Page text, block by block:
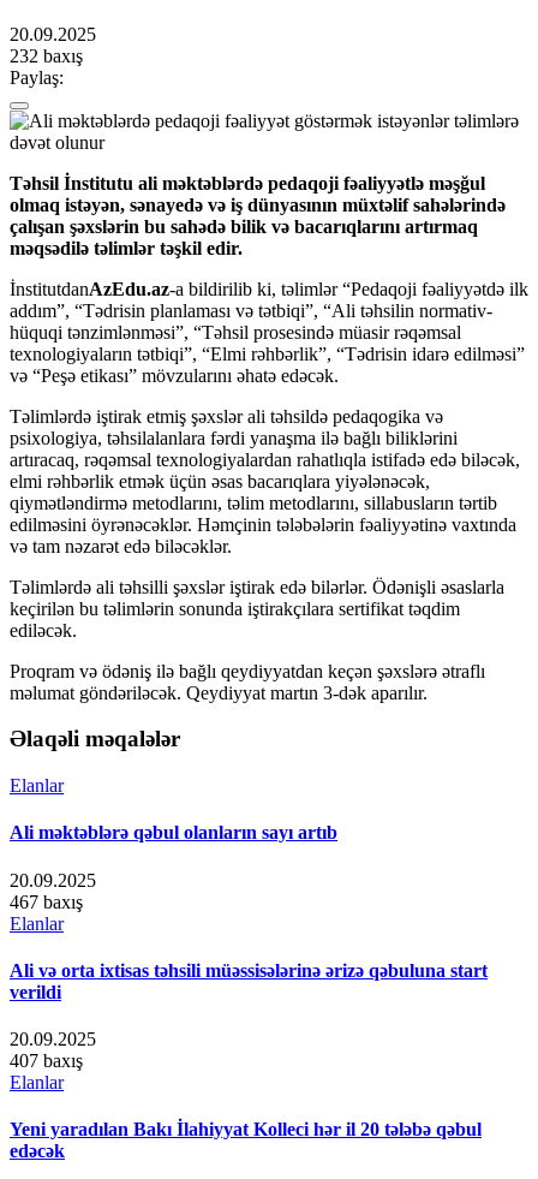
20.09.2025
232 baxış
Paylaş:
Təhsil İnstitutu ali məktəblərdə pedaqoji fəaliyyətlə məşğul
olmaq istəyən, sənayedə və iş dünyasının müxtəlif sahələrində
çalışan şəxslərin bu sahədə bilik və bacarıqlarını artırmaq
məqsədilə təlimlər təşkil edir.
İnstitutdanAzEdu.az-a bildirilib ki, təlimlər “Pedaqoji fəaliyyətdə ilk
addım”, “Tədrisin planlaması və tətbiqi”, “Ali təhsilin normativ-
hüquqi tənzimlənməsi”, “Təhsil prosesində müasir rəqəmsal
texnologiyaların tətbiqi”, “Elmi rəhbərlik”, “Tədrisin idarə edilməsi”
və “Peşə etikası” mövzularını əhatə edəcək.
Təlimlərdə iştirak etmiş şəxslər ali təhsildə pedaqogika və
psixologiya, təhsilalanlara fərdi yanaşma ilə bağlı biliklərini
artıracaq, rəqəmsal texnologiyalardan rahatlıqla istifadə edə biləcək,
elmi rəhbərlik etmək üçün əsas bacarıqlara yiyələnəcək,
qiymətləndirmə metodlarını, təlim metodlarını, sillabusların tərtib
edilməsini öyrənəcəklər. Həmçinin tələbələrin fəaliyyətinə vaxtında
və tam nəzarət edə biləcəklər.
Təlimlərdə ali təhsilli şəxslər iştirak edə bilərlər. Ödənişli əsaslarla
keçirilən bu təlimlərin sonunda iştirakçılara sertifikat təqdim
ediləcək.
Proqram və ödəniş ilə bağlı qeydiyyatdan keçən şəxslərə ətraflı
məlumat göndəriləcək. Qeydiyyat martın 3-dək aparılır.
Əlaqəli məqalələr
Elanlar
Ali məktəblərə qəbul olanların sayı artıb
20.09.2025
467 baxış
Elanlar
Ali və orta ixtisas təhsili müəssisələrinə ərizə qəbuluna start
verildi
20.09.2025
407 baxış
Elanlar
Yeni yaradılan Bakı İlahiyyat Kolleci hər il 20 tələbə qəbul
edəcək